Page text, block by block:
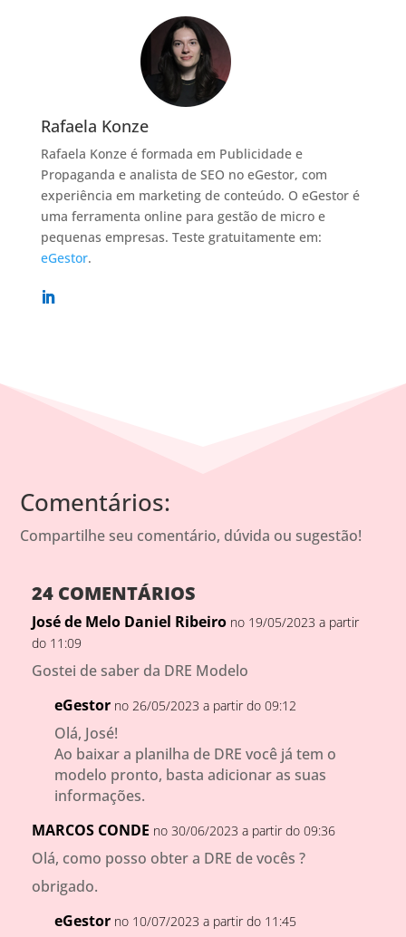
Rafaela Konze
Rafaela Konze é formada em Publicidade e
Propaganda e analista de SEO no eGestor, com
experiência em marketing de conteúdo. O eGestor é
uma ferramenta online para gestão de micro e
pequenas empresas. Teste gratuitamente em:
eGestor.
Comentários:
Compartilhe seu comentário, dúvida ou sugestão!
24 COMENTÁRIOS
José de Melo Daniel Ribeiro no 19/05/2023 a partir
do 11:09
Gostei de saber da DRE Modelo
eGestor no 26/05/2023 a partir do 09:12
Olá, José!
Ao baixar a planilha de DRE você já tem o
modelo pronto, basta adicionar as suas
informações.
MARCOS CONDE no 30/06/2023 a partir do 09:36
Olá, como posso obter a DRE de vocês ?
obrigado.
eGestor no 10/07/2023 a partir do 11:45